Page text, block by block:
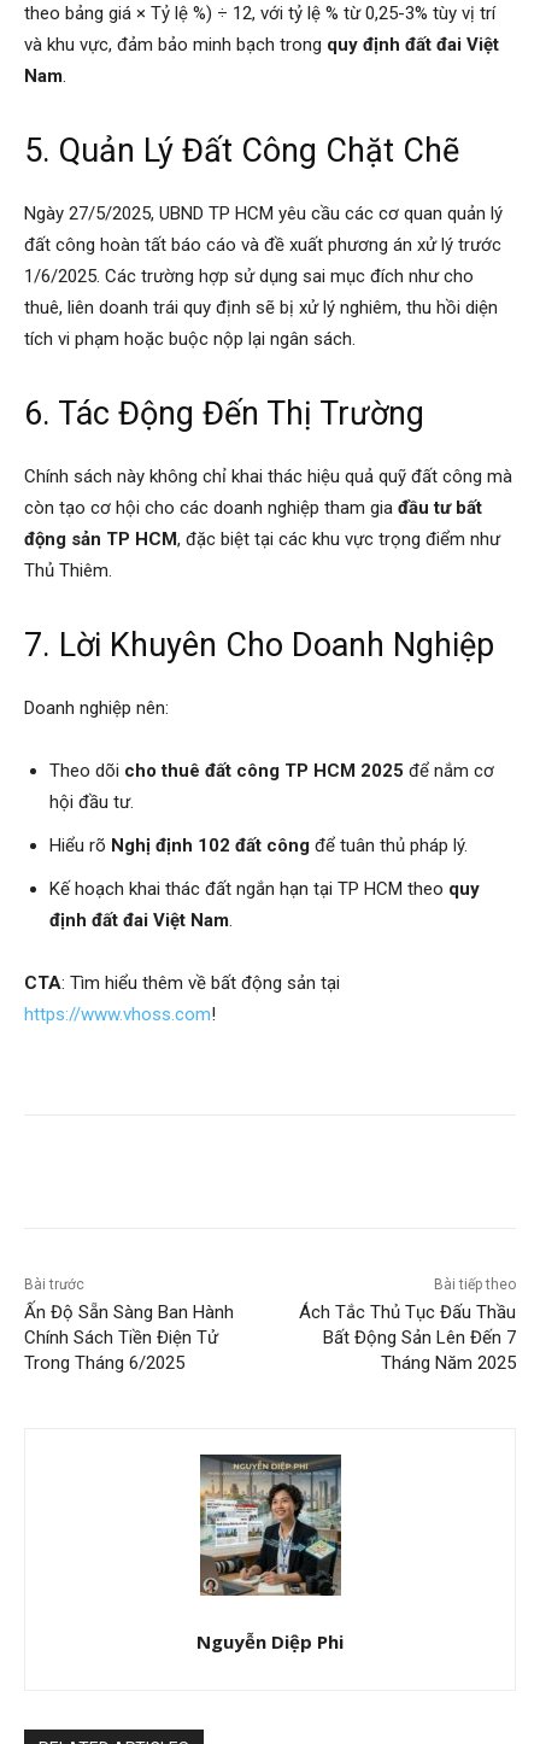
theo bảng giá × Tỷ lệ %) ÷ 12, với tỷ lệ % từ 0,25-3% tùy vị trí
và khu vực, đảm bảo minh bạch trong quy định đất đai Việt
Nam.
5. Quản Lý Đất Công Chặt Chẽ
Ngày 27/5/2025, UBND TP HCM yêu cầu các cơ quan quản lý
đất công hoàn tất báo cáo và đề xuất phương án xử lý trước
1/6/2025. Các trường hợp sử dụng sai mục đích như cho
thuê, liên doanh trái quy định sẽ bị xử lý nghiêm, thu hồi diện
tích vi phạm hoặc buộc nộp lại ngân sách.
6. Tác Động Đến Thị Trường
Chính sách này không chỉ khai thác hiệu quả quỹ đất công mà
còn tạo cơ hội cho các doanh nghiệp tham gia đầu tư bất
động sản TP HCM, đặc biệt tại các khu vực trọng điểm như
Thủ Thiêm.
7. Lời Khuyên Cho Doanh Nghiệp
Doanh nghiệp nên:
Theo dõi cho thuê đất công TP HCM 2025 để nắm cơ
hội đầu tư.
Hiểu rõ Nghị định 102 đất công để tuân thủ pháp lý.
Kế hoạch khai thác đất ngắn hạn tại TP HCM theo quy
định đất đai Việt Nam.
CTA: Tìm hiểu thêm về bất động sản tại
https://www.vhoss.com!
Bài trước
Ấn Độ Sẵn Sàng Ban Hành
Chính Sách Tiền Điện Tử
Trong Tháng 6/2025
Bài tiếp theo
Ách Tắc Thủ Tục Đấu Thầu
Bất Động Sản Lên Đến 7
Tháng Năm 2025
Nguyễn Diệp Phi